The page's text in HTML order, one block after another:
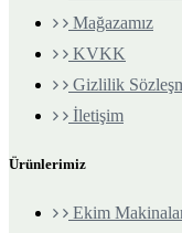
Mağazamız
KVKK
Gizlilik
İletişim
Ürünlerimiz
Ekim